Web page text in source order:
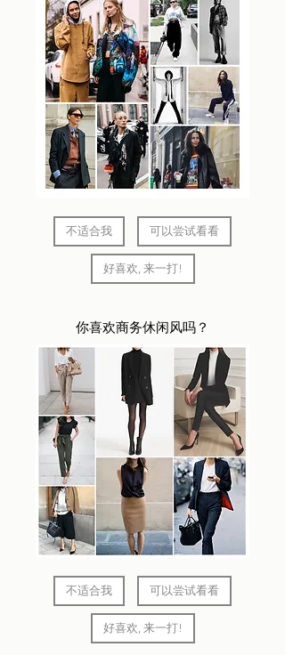
不适合我 可以尝试看看
好喜欢, 来一打!
你喜欢商务休闲风吗？
不适合我 可以尝试看看
好喜欢, 来一打!